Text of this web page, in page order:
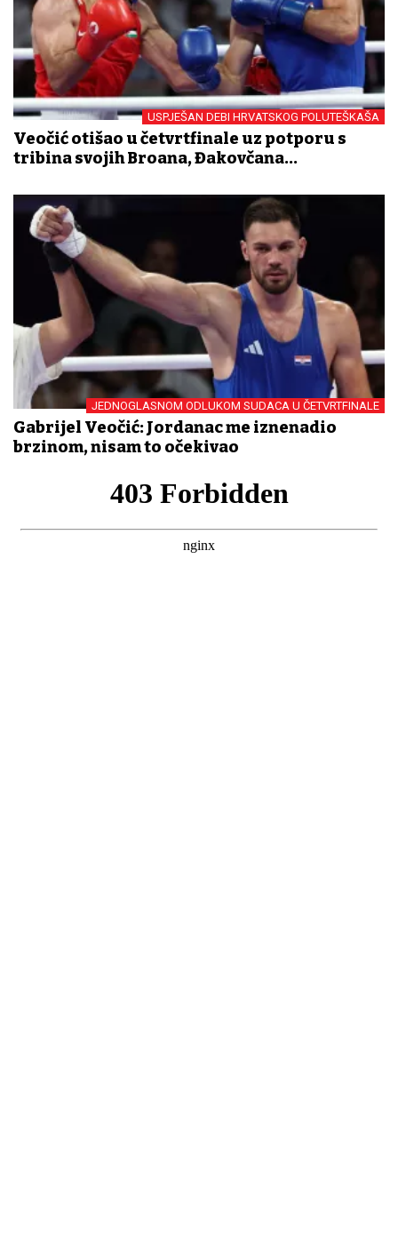
USPJEŠAN DEBI HRVATSKOG POLUTEŠKAŠA
Veočić otišao u četvrtfinale uz potporu s
tribina svojih Brođana, Đakovčana...
JEDNOGLASNOM ODLUKOM SUDACA U ČETVRTFINALE
Gabrijel Veočić: Jordanac me iznenadio
brzinom, nisam to očekivao